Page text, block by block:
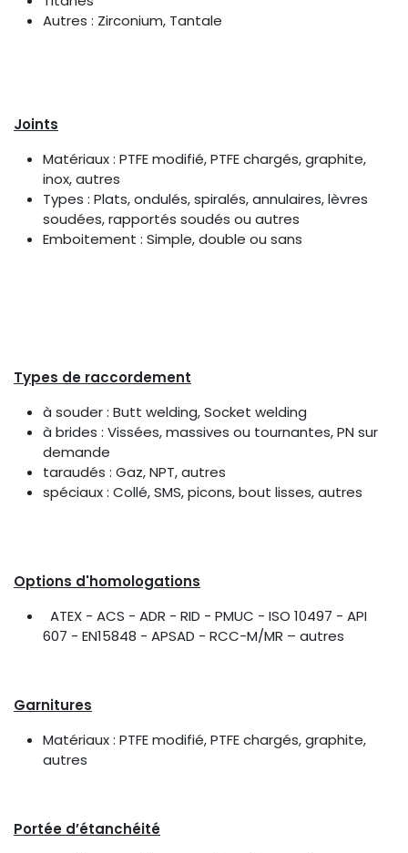
Autres : Zirconium, Tantale
Joints
Matériaux : PTFE modifié, PTFE chargés, graphite,
inox, autres
Types : Plats, ondulés, spiralés, annulaires, lèvres
soudées, rapportés soudés ou autres
Emboitement : Simple, double ou sans
Types de raccordement
à souder : Butt welding, Socket welding
à brides : Vissées, massives ou tournantes, PN sur
demande
taraudés : Gaz, NPT, autres
spéciaux : Collé, SMS, picons, bout lisses, autres
Options d'homologations
ATEX - ACS - ADR - RID - PMUC - ISO 10497 - API
607 - EN15848 - APSAD - RCC-M/MR – autres
Garnitures
Matériaux : PTFE modifié, PTFE chargés, graphite,
autres
Portée d’étanchéité